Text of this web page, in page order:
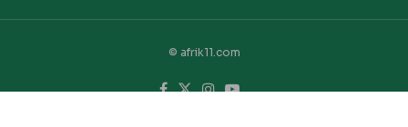
© afrik11.com